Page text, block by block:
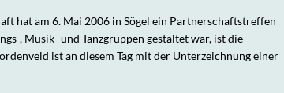
hat am 6. Mai 2006 in Sögel ein Partnerschaftstreffen
, Musik- und Tanzgruppen gestaltet war, ist die
ist an diesem Tag mit der Unterzeichnung einer